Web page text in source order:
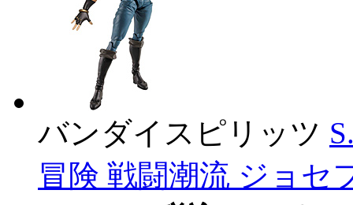
バンダイスピリッツ
冒険 戦闘潮流 ジョセ